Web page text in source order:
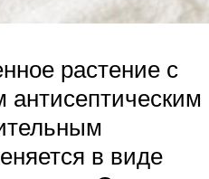
растение с
в виде